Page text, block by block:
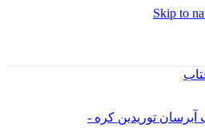
Skip to